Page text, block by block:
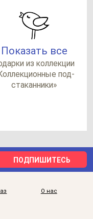
Показать все
из кол­лек­ции
под­
ста­кан­ни­ки»
ПОДПИШИТЕСЬ
О нас